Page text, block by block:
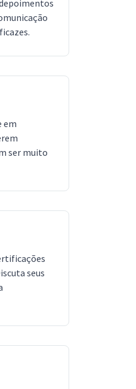
em
ser muito
seus